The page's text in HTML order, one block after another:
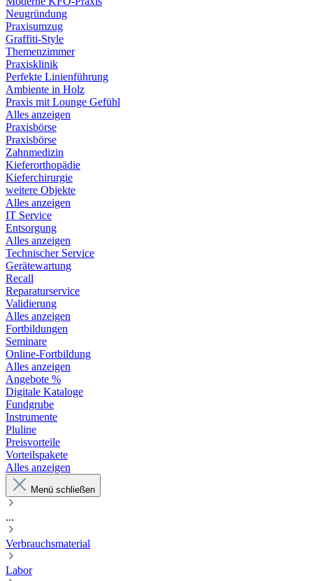
Neugründung
Praxisumzug
Graffiti-Style
Themenzimmer
Praxisklinik
Perfekte Linienführung
Ambiente in Holz
Praxis mit Lounge Gefühl
Alles anzeigen
Praxisbörse
Praxisbörse
Zahnmedizin
Kieferorthopädie
Kieferchirurgie
weitere Objekte
Alles anzeigen
IT Service
Entsorgung
Alles anzeigen
Technischer Service
Gerätewartung
Recall
Reparaturservice
Validierung
Alles anzeigen
Fortbildungen
Seminare
Online-Fortbildung
Alles anzeigen
Angebote %
Digitale Kataloge
Fundgrube
Instrumente
Pluline
Preisvorteile
Vorteilspakete
Alles anzeigen
Menü schließen
...
Verbrauchsmaterial
Labor